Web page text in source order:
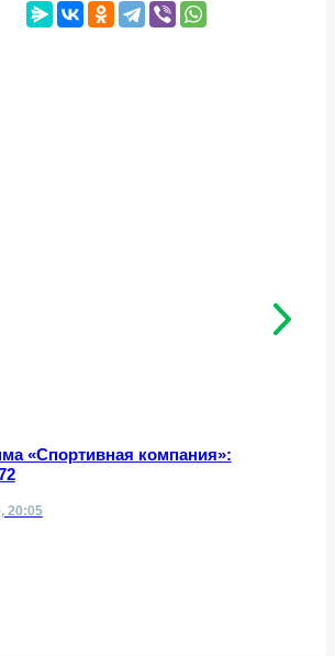
«Спортивная компания»:
20:05